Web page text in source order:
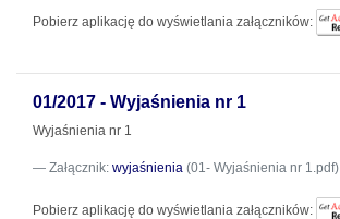
Pobierz aplikację do wyświetlania załączników:
01/2017 - Wyjaśnienia nr 1
Wyjaśnienia nr 1
Załącznik: wyjaśnienia (01- Wyjaśnienia nr 1.pdf)
Pobierz aplikację do wyświetlania załączników: